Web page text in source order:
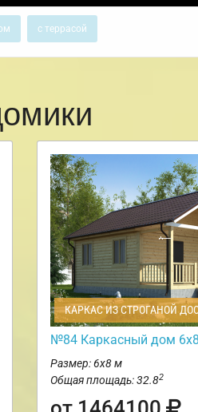
с террасой
КАРКАС ИЗ СТРОГАНОЙ
№84 Каркасный дом 6х8
Размер: 6х8 м
Общая площадь: 32.82